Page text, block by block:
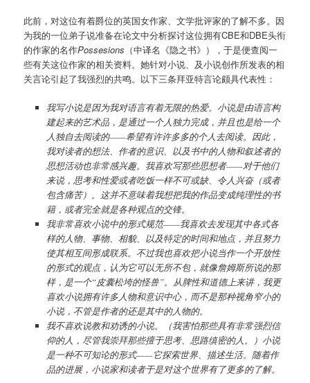
此前，对这位有着爵位的英国女作家、文学批评家的了解不多。因
为我的一位弟子说准备在论文中分析探讨这位拥有CBE和DBE头衔
的作家的名作Possesions （中译名《隐之书》），于是便查阅一
些有关这位作家的相关资料。她针对小说、及小说创作所发表的相
关言论引起了我强烈的共鸣。以下三条拜亚特言论颇具代表性：
我写小说是因为我对语言有着无限的热爱。小说是由语言构
建起来的艺术品，是通过一个人独力完成，并且也是给一个
人独自去阅读的——希望有许许多多的个人去阅读。因此，
我对读者的想法、作者的意识、以及书中的人物和叙述者的
思想活动也非常感兴趣。我喜欢写那些思想者——对于他们
来说，思考和性爱或者吃饭一样不可或缺、令人兴奋（或者
包含痛苦）。这并不意味着我想把我的作品变成纯理性的书
籍，或者完全就是各种观点的交锋。
我非常喜欢小说中的形式规范——我喜欢去发现其中各式各
样的人物、事物、相貌、以及特定的时间和地点，并且努力
使其相互间形成联系。不过我也喜欢把小说当作一个开放性
的形式的观点，认为它可以无所不包，就像詹姆斯所说的那
样，是一个“皮囊松垮的怪兽”。从脾性和道德上来讲，我更
喜欢小说拥有许多人物和意识中心，而不是那种视角窄小的
小说，不管是作者的还是其中的人物的。
我不喜欢说教和劝诱的小说。（我害怕那些具有非常强烈信
仰的人，尽管我崇拜那些擅于思考、思路缜密的人。）小说
是一种不可知论的形式——它探索世界、描述生活。随着作
品的进展，小说家和读者于是对这个世界有了更多的了解。